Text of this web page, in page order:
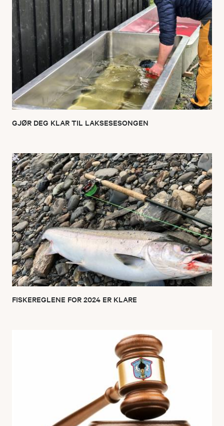
GJØR DEG KLAR TIL LAKSESESONGEN
FISKEREGLENE FOR 2024 ER KLARE